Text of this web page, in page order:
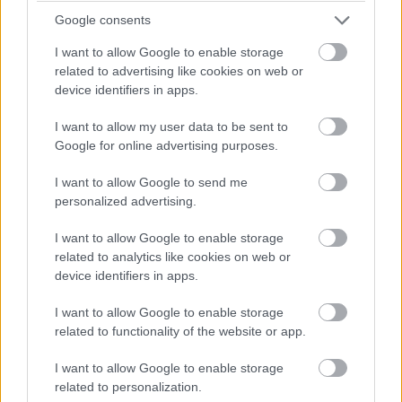
Google consents
I want to allow Google to enable storage
related to advertising like cookies on web or
device identifiers in apps.
I want to allow my user data to be sent to
Google for online advertising purposes.
I want to allow Google to send me
personalized advertising.
I want to allow Google to enable storage
related to analytics like cookies on web or
device identifiers in apps.
I want to allow Google to enable storage
related to functionality of the website or app.
I want to allow Google to enable storage
related to personalization.
Pulzusméréssel segíti a biztonságos mozgást az új
balatoni kardioösvény (X)
Balatonalmádiban.
#kamera #szelfi #kijelző #képernyő
Kiterjesztett valóságra építő